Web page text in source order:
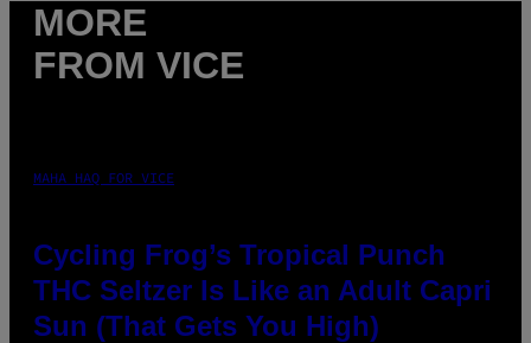
MORE
FROM VICE
MAHA HAQ FOR VICE
Cycling Frog’s Tropical Punch
THC Seltzer Is Like an Adult Capri
Sun (That Gets You High)